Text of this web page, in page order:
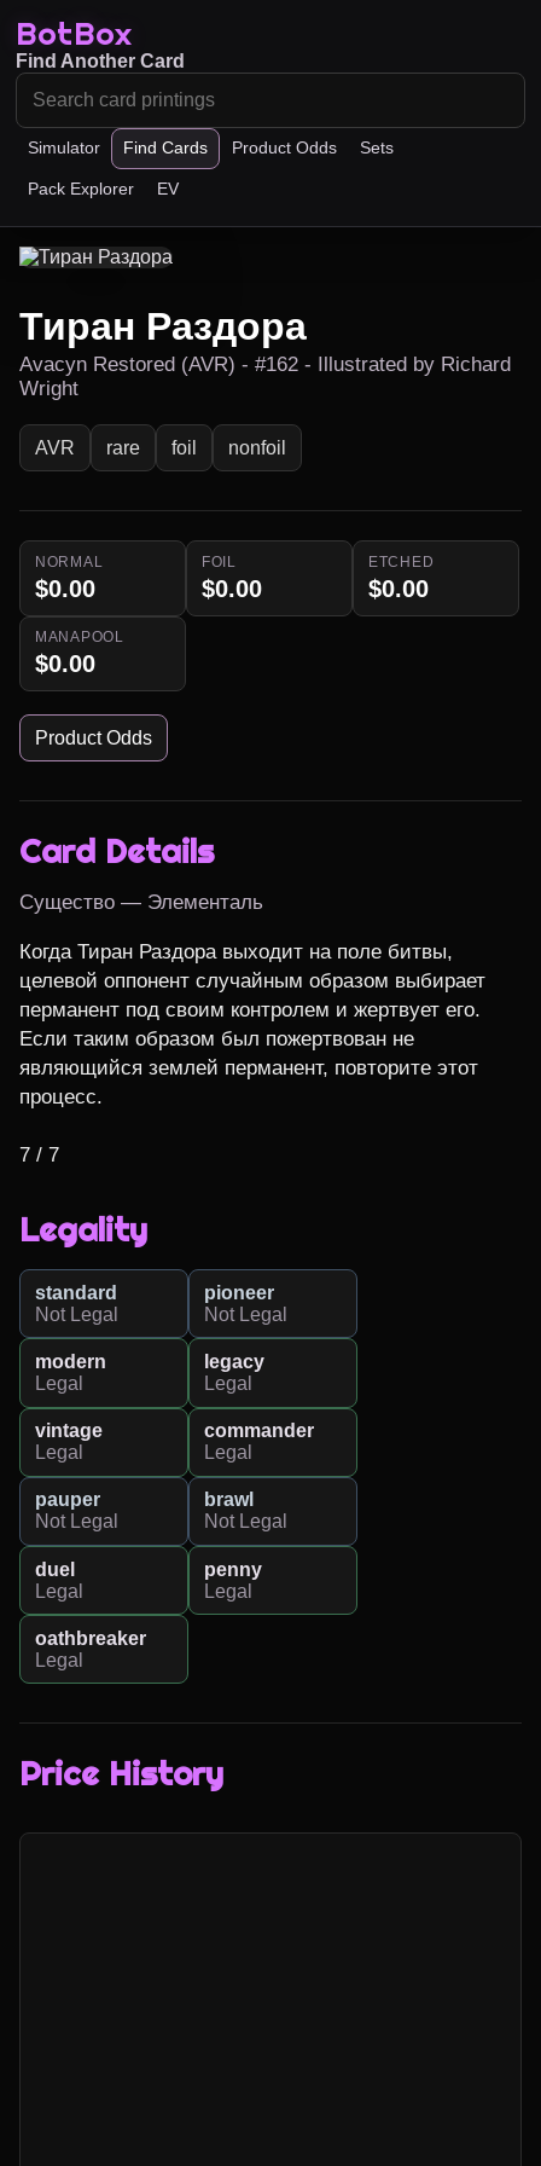
BotBox
Simulator Find Cards Product Odds Sets
Pack Explorer EV
Find Another Card
Тиран Раздора
Avacyn Restored (AVR) - #162 - Illustrated by Richard
Wright
AVR rare foil nonfoil
NORMAL
$0.00
FOIL
$0.00
ETCHED
$0.00
MANAPOOL
$0.00
Product Odds
Card Details
Существо — Элементаль
Когда Тиран Раздора выходит на поле битвы,
целевой оппонент случайным образом выбирает
перманент под своим контролем и жертвует его.
Если таким образом был пожертвован не
являющийся землей перманент, повторите этот
процесс.
7 / 7
Legality
standard
Not Legal
pioneer
Not Legal
modern
Legal
legacy
Legal
vintage
Legal
commander
Legal
pauper
Not Legal
brawl
Not Legal
duel
Legal
penny
Legal
oathbreaker
Legal
Price History